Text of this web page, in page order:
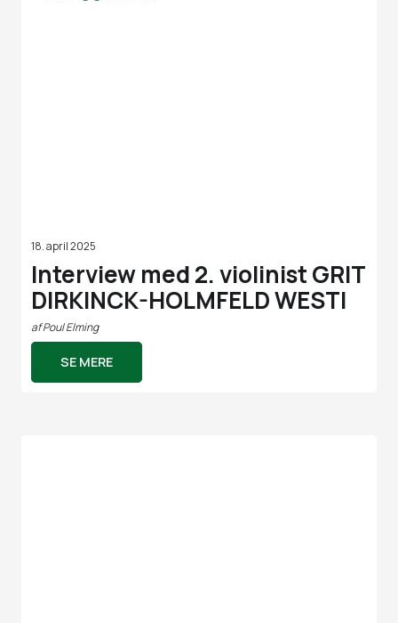
18. april 2025
Interview med 2. violinist GRIT
DIRKINCK-HOLMFELD WESTI
afPoul Elming
SE MERE